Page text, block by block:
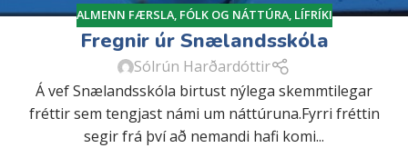
ALMENN FÆRSLA, FÓLK OG NÁTTÚRA, LÍFRÍKI
Fregnir úr Snælandsskóla
Sólrún Harðardóttir
Á vef Snælandsskóla birtust nýlega skemmtilegar
fréttir sem tengjast námi um náttúruna.Fyrri fréttin
segir frá því að nemandi hafi komi...